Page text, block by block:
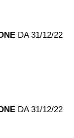
DA 31/12/22
DA 31/12/22